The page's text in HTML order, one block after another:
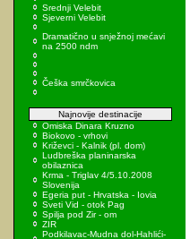
Srednji Velebit
Sjeverni Velebit
Dramatično u snježnoj mećavi
na 2500 ndm
Češka smrčkovica
Najnovije destinacije
Omiska Dinara Kruzno
Biokovo - vrhovi
Križevci - Kalnik (pl. dom)
Ludbreška planinarska
obilaznica
Krma - Triglav 4/5.10.2008
Slovenija
Egeria put - Hrvatska - Iovia
Sveti Vid - otok Pag
Spilja pod Zir - om
ZIR
Podkilavac-Mudna dol-Hahlići-